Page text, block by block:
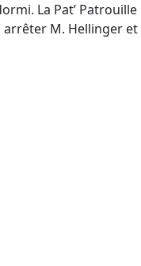
La Pat’ Patrouille
arrêter M. Hellinger et